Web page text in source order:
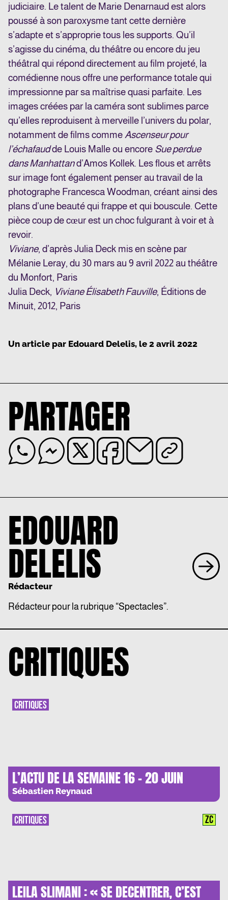
judiciaire. Le talent de Marie Denarnaud est alors
poussé à son paroxysme tant cette dernière
s’adapte et s’approprie tous les supports. Qu’il
s’agisse du cinéma, du théâtre ou encore du jeu
théâtral qui répond directement au film projeté, la
comédienne nous offre une performance totale qui
impressionne par sa maîtrise quasi parfaite. Les
images créées par la caméra sont sublimes parce
qu’elles reproduisent à merveille l’univers du polar,
notamment de films comme Ascenseur pour
l’échafaudde Louis Malle ou encore Sue perdue
dans Manhattand’Amos Kollek. Les flous et arrêts
sur image font également penser au travail de la
photographe Francesca Woodman, créant ainsi des
plans d’une beauté qui frappe et qui bouscule. Cette
pièce coup de cœur est un choc fulgurant à voir et à
revoir.
Viviane, d’après Julia Deck mis en scène par
Mélanie Leray, du 30 mars au 9 avril 2022 au théâtre
du Monfort, Paris
Julia Deck, Viviane Élisabeth Fauville, Éditions de
Minuit, 2012, Paris
Un article par Edouard Delelis, le 2 avril 2022
PARTAGER
EDOUARD
DELELIS
Rédacteur
Rédacteur pour la rubrique “Spectacles”.
CRITIQUES
L’ACTU DE LA SEMAINE 16 – 20 JUIN
Sébastien Reynaud
CRITIQUES
LEILA SLIMANI : « SE DECENTRER, C’EST
CRITIQUES ZC